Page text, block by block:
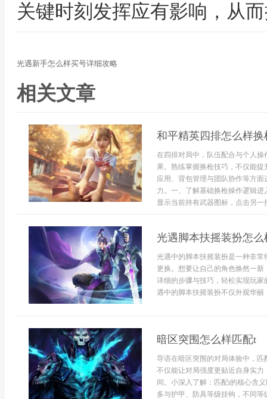
关键时刻发挥应有影响，从
光遇新手怎么样买号详细攻略
相关文章
和平精英四排怎么样换
在四排对局中，队伍配合与个人
果。熟练掌握换枪技巧，不仅能
应用、背包管理与团队协作等方
力。一、了解基础换枪操作逻辑
显示当前持有武器图标，点击另一
光遇脚本扶摇装扮怎么
光遇中的脚本扶摇装扮是一种非
更换。想要让自己的角色焕然一
详细的步骤与技巧，轻松实现玩
遇中的脚本扶摇装扮不仅外观华丽
暗区突围怎么样匹配t
导语在暗区突围的对局体验中，
不仅能让对局强度更贴近自身实
间。小深入了解：匹配t的核心含
多与护甲、防具等级挂钩，不同